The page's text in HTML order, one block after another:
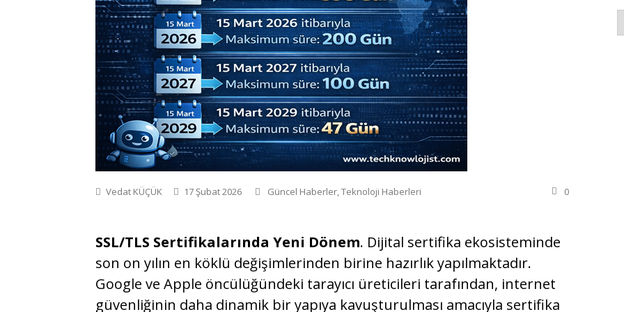
Vedat KÜÇÜK 17 Şubat 2026 Güncel Haberler,Teknoloji Haberleri 0
SSL/TLS Sertifikalarında Yeni Dönem. Dijital sertifika ekosisteminde
son on yılın en köklü değişimlerinden birine hazırlık yapılmaktadır.
Google ve Apple öncülüğündeki tarayıcı üreticileri tarafından, internet
güvenliğinin daha dinamik bir yapıya kavuşturulması amacıyla sertifika